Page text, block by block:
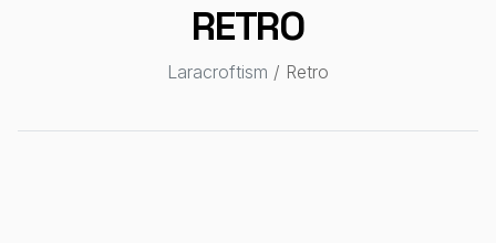
RETRO
Laracroftism / Retro